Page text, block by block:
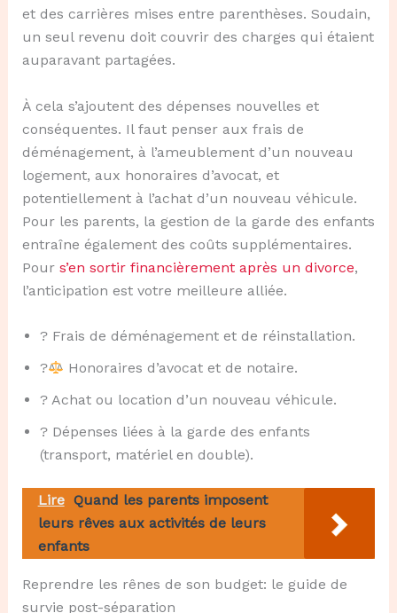
et des carrières mises entre parenthèses. Soudain,
un seul revenu doit couvrir des charges qui étaient
auparavant partagées.
À cela s’ajoutent des dépenses nouvelles et
conséquentes. Il faut penser aux frais de
déménagement, à l’ameublement d’un nouveau
logement, aux honoraires d’avocat, et
potentiellement à l’achat d’un nouveau véhicule.
Pour les parents, la gestion de la garde des enfants
entraîne également des coûts supplémentaires.
Pour s’en sortir financièrement après un divorce,
l’anticipation est votre meilleure alliée.
? Frais de déménagement et de réinstallation.
?‍
Honoraires d’avocat et de notaire.
? Achat ou location d’un nouveau véhicule.
? Dépenses liées à la garde des enfants
(transport, matériel en double).
Lire Quand les parents imposent
leurs rêves aux activités de leurs
enfants
Reprendre les rênes de son budget: le guide de
survie post-séparation